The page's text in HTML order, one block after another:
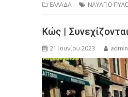
ΕΛΛΑΔΑ ΝΑΥΑΓΙΟ
Κώς |
21 Ιουνίου 2023